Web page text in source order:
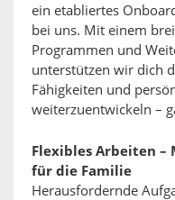
ein etabliertes
bei uns. Mit einem
Programmen und
unterstützen wir dich
Fähigkeiten und
weiterzuentwickeln –
Flexibles Arbeiten –
für die Familie
Herausfordernde